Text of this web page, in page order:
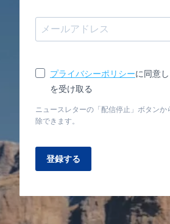
プライバシーポリシーに同意
を受け取る
ニュースレターの「配信停止」ボタンか
除できます。
登録する